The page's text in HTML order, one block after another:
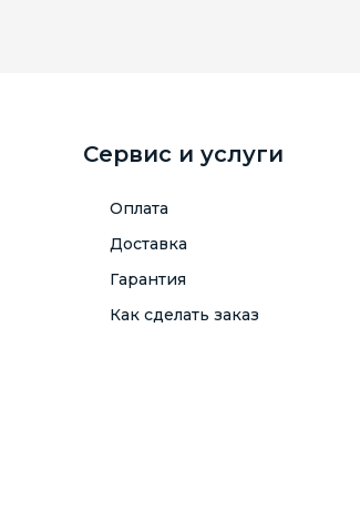
Сервис и услуги
Оплата
Доставка
Гарантия
Как сделать заказ